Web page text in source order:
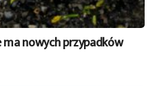
ma nowych przypadków